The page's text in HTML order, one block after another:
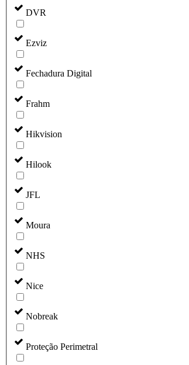
DVR
Ezviz
Fechadura Digital
Frahm
Hikvision
Hilook
JFL
Moura
NHS
Nice
Nobreak
Proteção Perimetral